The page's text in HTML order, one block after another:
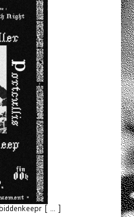
[ ... ]